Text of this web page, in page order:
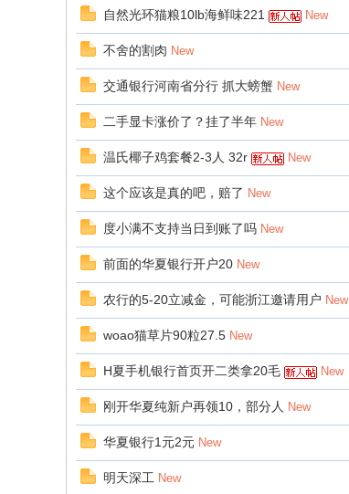
自然光环猫粮10lb海鲜味221 New
不舍的割肉 New
交通银行河南省分行 抓大螃蟹 New
二手显卡涨价了？挂了半年 New
温氏椰子鸡套餐2-3人 32r New
这个应该是真的吧，赔了 New
度小满不支持当日到账了吗 New
前面的华夏银行开户20 New
农行的5-20立减金，可能浙江邀请用户 New
woao猫草片90粒27.5 New
H夏手机银行首页开二类拿20毛 New
刚开华夏纯新户再领10，部分人 New
华夏银行1元2元 New
明天深工 New